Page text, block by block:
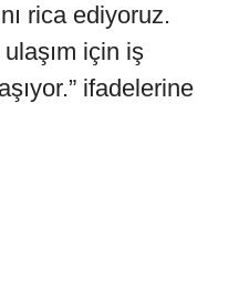
rica ediyoruz.
için iş
ifadelerine